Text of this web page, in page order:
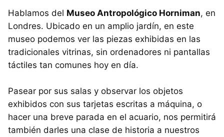
Hablamos del Museo Antropológico Horniman, en
Londres. Ubicado en un amplio jardín, en este
museo podemos ver las piezas exhibidas en las
tradicionales vitrinas, sin ordenadores ni pantallas
táctiles tan comunes hoy en día.
Pasear por sus salas y observar los objetos
exhibidos con sus tarjetas escritas a máquina, o
hacer una breve parada en el acuario, nos permitirá
también darles una clase de historia a nuestros